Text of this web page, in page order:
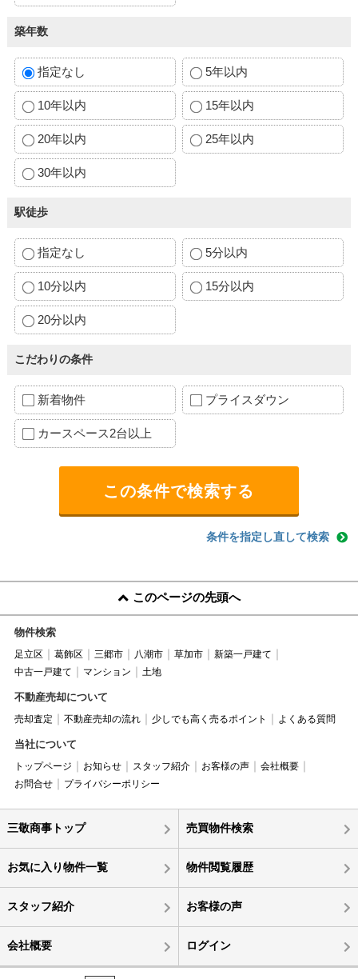
築年数
指定なし 5年以内
10年以内 15年以内
20年以内 25年以内
30年以内
駅徒歩
指定なし 5分以内
10分以内 15分以内
20分以内
こだわりの条件
新着物件 プライスダウン
カースペース2台以上
条件を指定し直して検索
このページの先頭へ
物件検索
足立区 葛飾区 三郷市 八潮市 草加市
新築一戸建て
中古一戸建て
マンション 土地
不動産売却について
売却査定 不動産売却の流れ 少しでも高く売るポイント よくある質問
当社について
トップページ お知らせ スタッフ紹介 お客様の声
会社概要
お問合せ
プライバシーポリシー
三敬商事トップ 売買物件検索
お気に入り物件一覧 物件閲覧履歴
スタッフ紹介 お客様の声
会社概要 ログイン